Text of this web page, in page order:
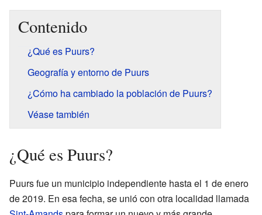
Contenido
¿Qué es Puurs?
Geografía y entorno de Puurs
¿Cómo ha cambiado la población de Puurs?
Véase también
¿Qué es Puurs?
Puurs fue un municipio independiente hasta el 1 de enero
de 2019. En esa fecha, se unió con otra localidad llamada